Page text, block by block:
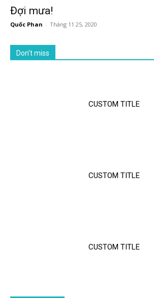
Đợi mưa!
Quốc Phan - Tháng 11 25, 2020
Don't miss
CUSTOM TITLE
CUSTOM TITLE
CUSTOM TITLE